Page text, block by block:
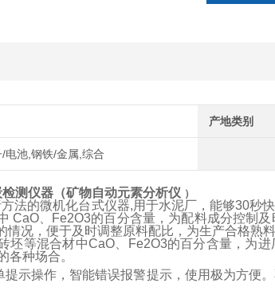
产地类别
电池,钢铁/金属,综合
测仪器（矿物自动元素分析仪 ）
的微机化台式仪器,用于水泥厂，能够30秒
CaO、Fe2O3的百分含量，为配料成分控制
情况，便于及时调整原料配比，为生产合格熟
坯等混合材中CaO、Fe2O3的百分含量，为
各种场合。
示操作，智能错误报警提示，使用极为方便